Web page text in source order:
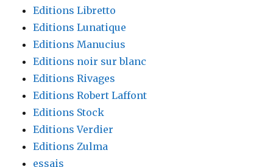
Editions Libretto
Editions Lunatique
Editions Manucius
Editions noir sur blanc
Editions Rivages
Editions Robert Laffont
Editions Stock
Editions Verdier
Editions Zulma
essais